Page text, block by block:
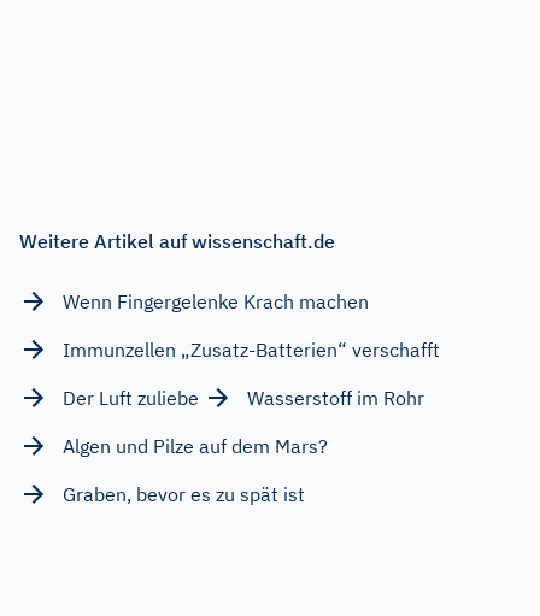
Weitere Artikel auf wissenschaft.de
Wenn Fingergelenke Krach machen
Immunzellen „Zusatz-Batterien“ verschafft
Der Luft zuliebe
Wasserstoff im Rohr
Algen und Pilze auf dem Mars?
Graben, bevor es zu spät ist